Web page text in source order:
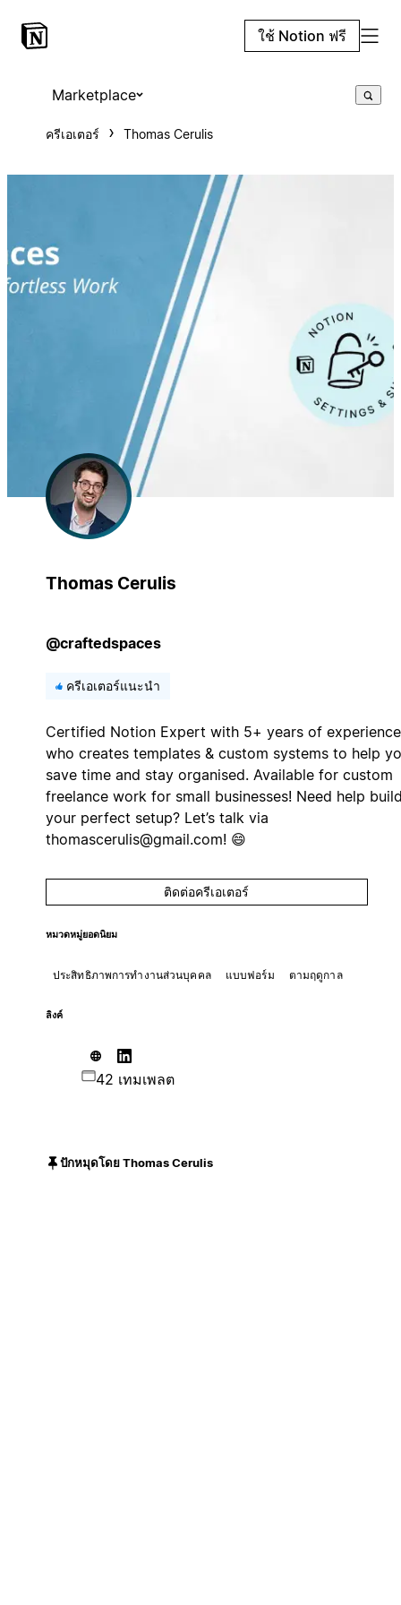
ใช้ Notion ฟรี
Marketplace
ครีเอเตอร์ Thomas Cerulis
Thomas Cerulis
@craftedspaces
ครีเอเตอร์แนะนำ
Certified Notion Expert with 5+ years of experience
who creates templates & custom systems to help
save time and stay organised. Available for custom
freelance work for small businesses! Need help
your perfect setup? Let’s talk via
thomascerulis@gmail.com! 😄
ติดต่อครีเอเตอร์
หมวดหมู่ยอดนิยม
ประสิทธิภาพการทำงานส่วนบุคคล แบบฟอร์ม ตามฤดูกาล
ลิงค์
42 เทมเพลต
ปักหมุดโดย Thomas Cerulis